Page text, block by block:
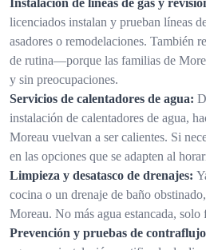
licenciados instalan y prueban líneas
asadores o remodelaciones. También
de rutina—porque las familias de
y sin preocupaciones.
Servicios de calentadores de agua:
instalación de calentadores de agua,
Moreau vuelvan a ser calientes. Si
en las opciones que se adapten al
Limpieza y desatasco de drenajes:
cocina o un drenaje de baño
Moreau. No más agua estancada, solo
Prevención y pruebas de